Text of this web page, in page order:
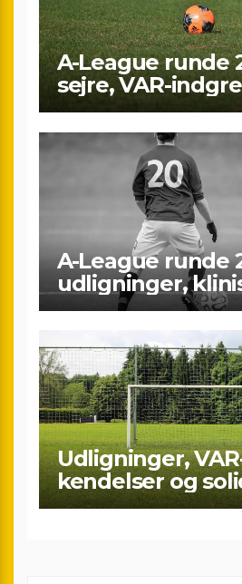
A-League runde
sejre, VAR-
scoringer – fuld
gennemgang af
weekenden
A-League runde
udligninger,
kontraster og
Udligninger,
kendelser og
præstationer: